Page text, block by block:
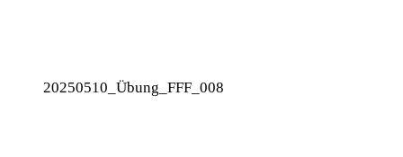
20250510_Übung_FFF_008